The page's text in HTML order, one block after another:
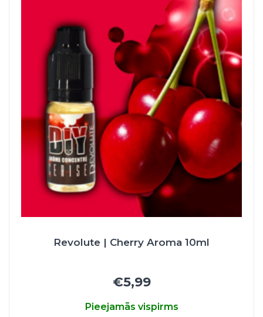
Revolute | Cherry Aroma 10ml
€5,99
Pieejamās vispirms